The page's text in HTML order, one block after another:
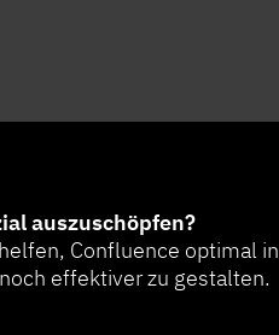
auszuschöpfen?
Confluence optimal in
effektiver zu gestalten.